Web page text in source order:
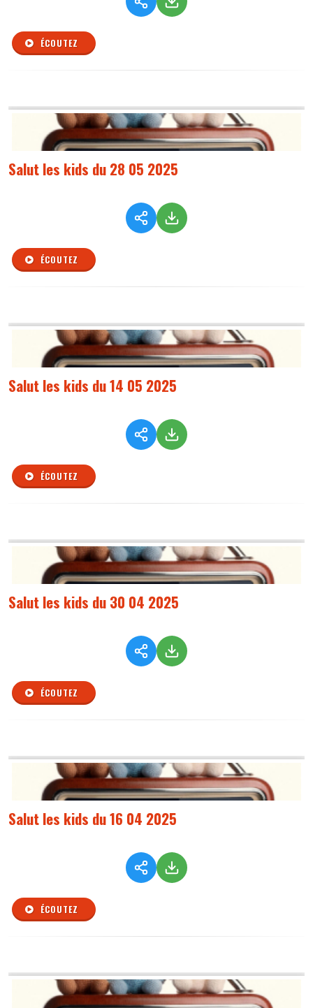
ÉCOUTEZ
Salut les kids du 28 05 2025
ÉCOUTEZ
Salut les kids du 14 05 2025
ÉCOUTEZ
Salut les kids du 30 04 2025
ÉCOUTEZ
Salut les kids du 16 04 2025
ÉCOUTEZ